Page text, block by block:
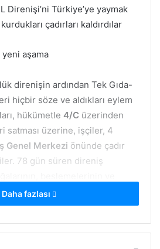
Direnişi’ni Türkiye’ye yaymak
çadırları kaldırdılar
direnişin ardından Tek Gıda-
hiçbir söze ve aldıkları eylem
hükümetle 4/C üzerinden
satması üzerine, işçiler, 4
Genel Merkezi önünde çadır
78 gün süren direniş
maruz kaldılar. Buna
süresince, sözde işçi dostu
Daha fazlası